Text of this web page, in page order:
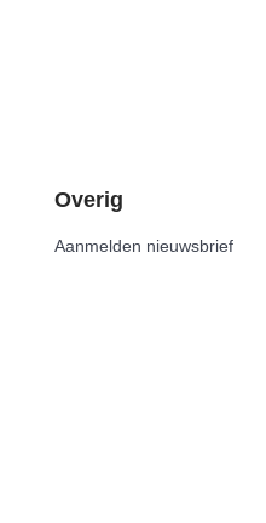
Overig
Aanmelden nieuwsbrief